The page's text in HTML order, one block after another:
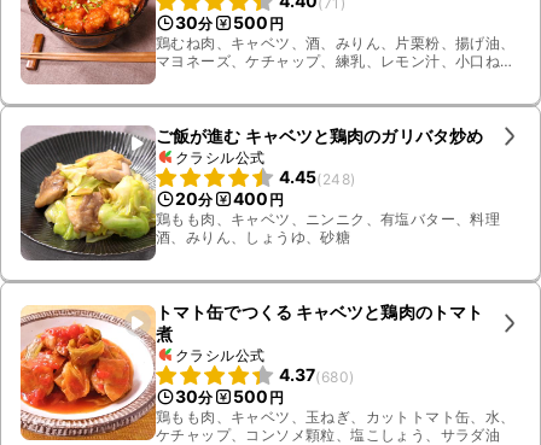
30分 500 円
鶏むね肉、キャベツ、酒、みりん、片栗粉、揚げ油、
マヨネーズ、ケチャップ、練乳、レモン汁、小口ね
ご飯が進む キャベツと鶏肉のガリバタ炒め
クラシル公式
4.45(248)
20分 400 円
鶏もも肉、キャベツ、ニンニク、有塩バター、料理
酒、みりん、しょうゆ、砂糖
トマト缶でつくる キャベツと鶏肉のトマト
煮
クラシル公式
4.37(680)
30分 500 円
鶏もも肉、キャベツ、玉ねぎ、カットトマト缶、水、
ケチャップ、コンソメ顆粒、塩こしょう、サラダ油